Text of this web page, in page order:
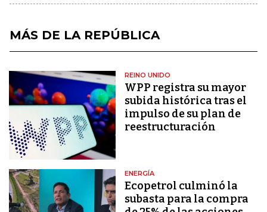
MÁS DE LA REPÚBLICA
REINO UNIDO
WPP registra su mayor
subida histórica tras el
impulso de su plan de
reestructuración
ENERGÍA
Ecopetrol culminó la
subasta para la compra